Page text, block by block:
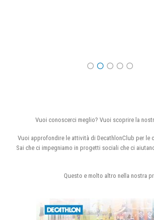
Vuoi conoscerci meglio? Vuoi scoprire la
Vuoi approfondire le attività di DecathlonClub per le
Sai che ci impegniamo in progetti sociali che ci
Questo e molto altro nella nostra